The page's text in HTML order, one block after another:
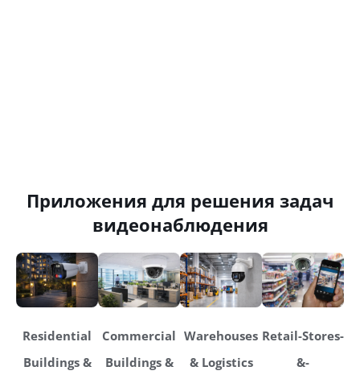
Приложения для решения задач
видеонаблюдения
Residential
Buildings &
Commercial
Buildings &
Warehouses
& Logistics
Retail-Stores-
&-